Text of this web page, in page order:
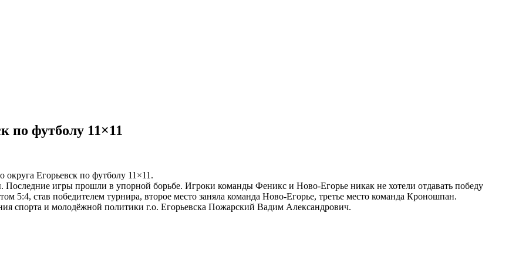
по футболу 11×11
округа Егорьевск по футболу 11×11.
Последние игры прошли в упорной борьбе. Игроки команды Феникс и Ново-Егорье никак не хотели отдавать победу
5:4, став победителем турнира, второе место заняла команда Ново-Егорье, третье место команда Кроношпан.
спорта и молодёжной политики г.о. Егорьевска Пожарский Вадим Александрович.